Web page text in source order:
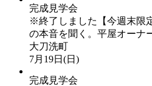
完成見学会
※終了しました【今週末限
の本音を聞く。平屋オーナ
大刀洗町
7月19日(日)
完成見学会